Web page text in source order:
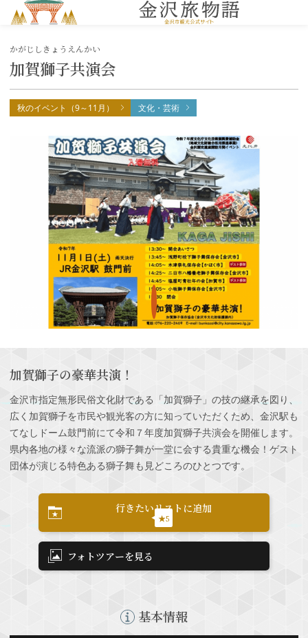
加賀獅子共演会
かがじしきょうえんかい
秋のイベント（9～11月） 文化・芸術
加賀獅子の豪華共演！
金沢市指定無形民俗文化財である「加賀獅子」の技の継承を図り、
広く加賀獅子を市民や観光客の方に知っていただくため、金沢駅も
てなしドーム鼓門前にて令和７年度加賀獅子共演会を開催します。
県内各地の様々な流派の獅子舞が一堂に会する貴重な機会！ゲスト
団体が演じる特色ある獅子舞も見どころのひとつです。
行きたいリストに追加
★5
フォトツアーを見る
基本情報